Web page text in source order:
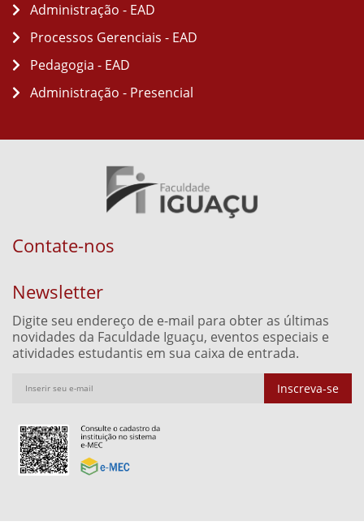
Administração - EAD
Processos Gerenciais - EAD
Pedagogia - EAD
Administração - Presencial
Contate-nos
Newsletter
Digite seu endereço de e-mail para obter as últimas
novidades da Faculdade Iguaçu, eventos especiais e
atividades estudantis em sua caixa de entrada.
Inscreva-se